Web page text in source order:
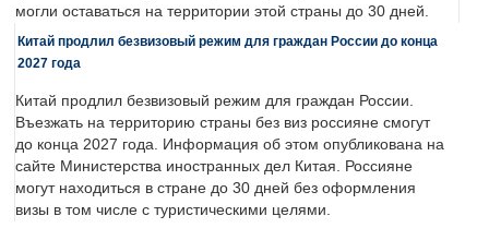
могли оставаться на территории этой страны до 30 дней.
Китай продлил безвизовый режим для граждан России до конца
2027 года
Китай продлил безвизовый режим для граждан России.
Въезжать на территорию страны без виз россияне смогут
до конца 2027 года. Информация об этом опубликована на
сайте Министерства иностранных дел Китая. Россияне
могут находиться в стране до 30 дней без оформления
визы в том числе с туристическими целями.